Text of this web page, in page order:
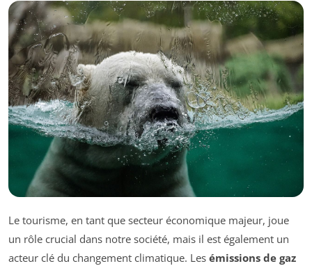
Le tourisme, en tant que secteur économique majeur, joue
un rôle crucial dans notre société, mais il est également un
acteur clé du changement climatique. Les émissions de gaz